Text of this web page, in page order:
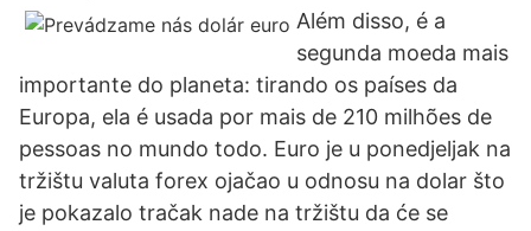
Além disso, é a
segunda moeda mais
importante do planeta: tirando os países da
Europa, ela é usada por mais de 210 milhões de
pessoas no mundo todo. Euro je u ponedjeljak na
tržištu valuta forex ojačao u odnosu na dolar što
je pokazalo tračak nade na tržištu da će se